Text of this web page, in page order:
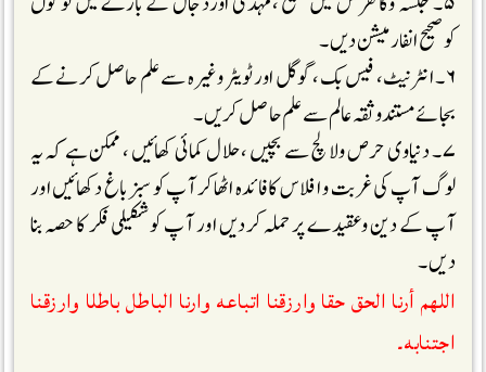
کوصحیح انفارمیشن دیں ۔
۶۔ انٹرنیٹ، فیس بک، گوگل اورٹویٹر وغیرہ سے علم حاصل کرنے کے
بجائے مستند وثقہ عالم سے علم حاصل کریں ۔
۷۔ دنیاوی حرص ولالچ سے بچیں ،حلال کمائی کھائیں ، ممکن ہے کہ یہ
لوگ آپ کی غربت و افلاس کافائدہ اٹھاکر آپ کو سبزباغ دکھائیں اور
آپ کے دین وعقیدے پر حملہ کردیں اور آپ کوشکیلی فکر کا حصہ بنا
دیں ۔
اللهم أرنا الحق حقا وارزقنا اتباعه وارنا الباطل باطلا وارزقنا
اجتنابه۔